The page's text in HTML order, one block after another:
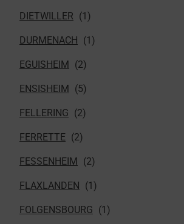
DIETWILLER
DURMENACH
EGUISHEIM
ENSISHEIM
FELLERING
FERRETTE
FESSENHEIM
FLAXLANDEN
FOLGENSBOURG